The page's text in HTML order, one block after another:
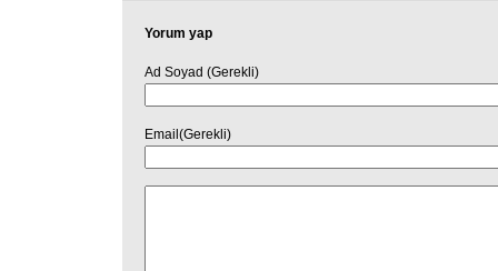
Yorum yap
Ad Soyad (Gerekli)
Email(Gerekli)